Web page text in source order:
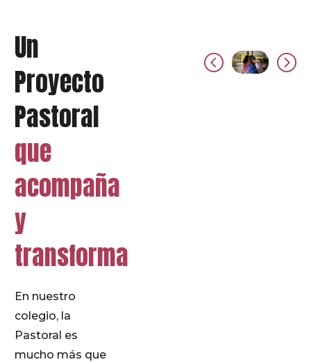
Un
Proyecto
Pastoral
que
acompaña
y
transforma
En nuestro
colegio, la
Pastoral es
mucho más que